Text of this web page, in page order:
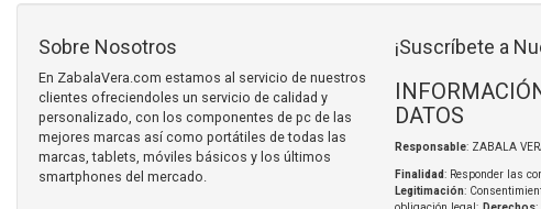
Sobre Nosotros
En ZabalaVera.com estamos al servicio de nuestros
clientes ofreciendoles un servicio de calidad y
personalizado, con los componentes de pc de las
mejores marcas así como portátiles de todas las
marcas, tablets, móviles básicos y los últimos
smartphones del mercado.
¡Suscríbete a
DATOS
Responsable: ZABALA
Finalidad: Responder las
Legitimación: